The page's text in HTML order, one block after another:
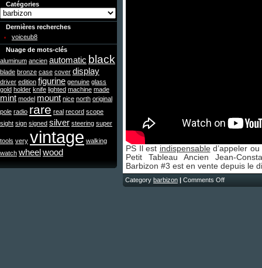
Catégories
Dernières recherches
voiceub8
Nuage de mots-clés
aluminum ancien automatic black
blade bronze case cover display
driver edition figurine genuine glass
gold holder knife lighted machine made
mint model mount nice north original
pole radio rare real record scope
sight sign signed silver steering super
tools very vintage walking
watch wheelwood PS Il est indispensabled’appeler ou
Petit Tableau Ancien Jean-
Barbizon #3 est en vente depuis le
Category barbizon | Comments Off